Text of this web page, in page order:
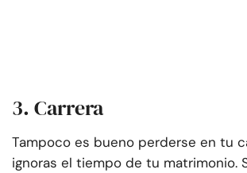
3. Carrera
Tampoco es bueno perderse en tu
ignoras el tiempo de tu matrimonio.